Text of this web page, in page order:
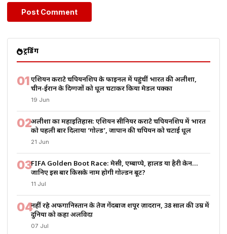
ट्रेंडिंग
01एशियन कराटे चैंपियनशिप के फाइनल में पहुंचीं भारत की अलीशा,
चीन-ईरान के दिग्गजों को धूल चटाकर किया मेडल पक्का
19 Jun
02अलीशा का महाइतिहास: एशियन सीनियर कराटे चैंपियनशिप में भारत
को पहली बार दिलाया ‘गोल्ड’, जापान की चैंपियन को चटाई धूल
21 Jun
03FIFA Golden Boot Race: मेसी, एम्बाप्पे, हालैंड या हैरी केन…
जानिए इस बार किसके नाम होगी गोल्डन बूट?
11 Jul
04नहीं रहे अफगानिस्तान के तेज गेंदबाज शपूर ज़ादरान, 38 साल की उम्र में
दुनिया को कहा अलविदा
07 Jul